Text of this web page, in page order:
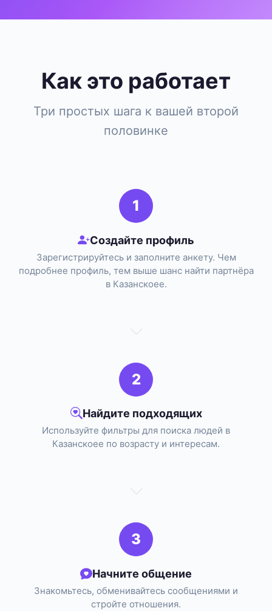
Как это работает
Три простых шага к вашей второй
половинке
1
Создайте профиль
Зарегистрируйтесь и заполните анкету. Чем
подробнее профиль, тем выше шанс найти партнёра
в Казанскоее.
2
Найдите подходящих
Используйте фильтры для поиска людей в
Казанскоее по возрасту и интересам.
3
Начните общение
Знакомьтесь, обменивайтесь сообщениями и
стройте отношения.